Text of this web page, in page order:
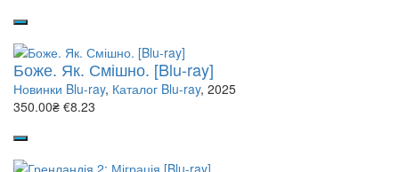
Боже. Як. Смішно. [Blu-ray]
Новинки Blu-ray, Каталог Blu-ray, 2025
350.00₴ €8.23